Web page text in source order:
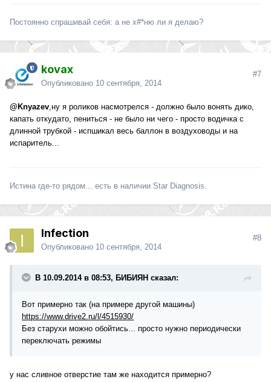
Постоянно спрашивай себя: а не х#*ню ли я делаю?
kovax
Опубликовано 10 сентября, 2014
#7
@Knyazev,ну я роликов насмотрелся - должно было вонять дико,
капать откудато, пениться - не было ни чего - просто водичка с
длинной трубкой - испшикал весь баллон в воздуховоды и на
испаритель...
Истина где-то рядом... есть в наличии Star Diagnosis.
Infection
Опубликовано 10 сентября, 2014
#8
В 10.09.2014 в 08:53, БИБИЯН сказал:
Вот примерно так (на примере другой машины)
https://www.drive2.ru/l/4515930/
Без старухи можно обойтись... просто нужно периодически
переключать режимы
у нас сливное отверстие там же находится примерно?